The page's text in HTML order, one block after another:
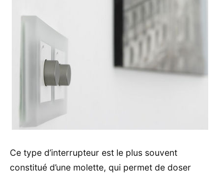
Ce type d’interrupteur est le plus souvent
constitué d’une molette, qui permet de doser